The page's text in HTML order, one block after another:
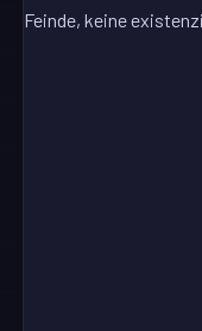
Feinde, keine